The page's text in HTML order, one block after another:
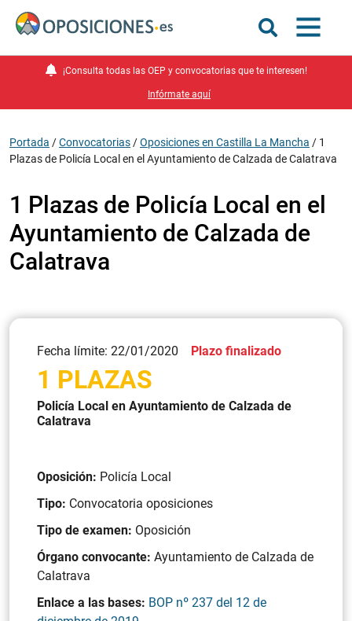
¡Consulta todas las OEP y convocatorias que te interesen!
Infórmate aquí
Portada /Convocatorias /Oposiciones en Castilla La Mancha / 1
Plazas de Policía Local en el Ayuntamiento de Calzada de Calatrava
1 Plazas de Policía Local en el
Ayuntamiento de Calzada de
Calatrava
Fecha límite: 22/01/2020 Plazo finalizado
1 PLAZAS
Policía Local en Ayuntamiento de Calzada de
Calatrava
Oposición: Policía Local
Tipo: Convocatoria oposiciones
Tipo de examen: Oposición
Órgano convocante: Ayuntamiento de Calzada de
Calatrava
Enlace a las bases: BOP nº 237 del 12 de